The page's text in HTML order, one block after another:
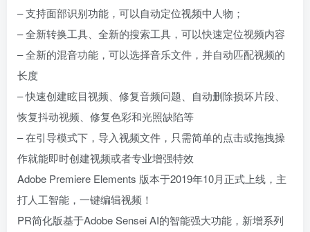
– 支持面部识别功能，可以自动定位视频中人物；
– 全新转换工具、全新的搜索工具，可以快速定位视频内容
– 全新的混音功能，可以选择音乐文件，并自动匹配视频的
长度
– 快速创建眩目视频、修复音频问题、自动删除损坏片段、
恢复抖动视频、修复色彩和光照缺陷等
– 在引导模式下，导入视频文件，只需简单的点击或拖拽操
作就能即时创建视频或者专业增强特效
Adobe Premiere Elements 版本于2019年10月正式上线，主
打人工智能，一键编辑视频！
PR简化版基于Adobe Sensei AI的智能强大功能，新增系列